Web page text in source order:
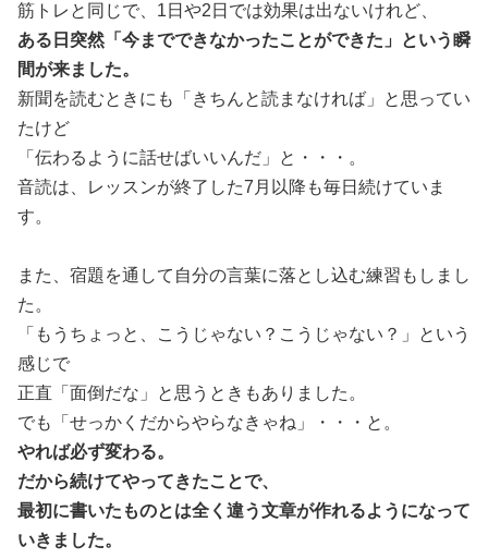
筋トレと同じで、1日や2日では効果は出ないけれど、
ある日突然「今までできなかったことができた」という瞬
間が来ました。
新聞を読むときにも「きちんと読まなければ」と思ってい
たけど
「伝わるように話せばいいんだ」と・・・。
音読は、レッスンが終了した7月以降も毎日続けていま
す。
また、宿題を通して自分の言葉に落とし込む練習もしまし
た。
「もうちょっと、こうじゃない？こうじゃない？」という
感じで
正直「面倒だな」と思うときもありました。
でも「せっかくだからやらなきゃね」・・・と。
やれば必ず変わる。
だから続けてやってきたことで、
最初に書いたものとは全く違う文章が作れるようになって
いきました。